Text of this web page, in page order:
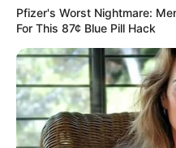
ΚΟΙΝΩΝΙΚΑ ΔΙΚΤΥΑ
FACEBOOK
YOUTUBE
Pfizer's Worst Nightmare:
For This 87¢ Blue Pill Hack